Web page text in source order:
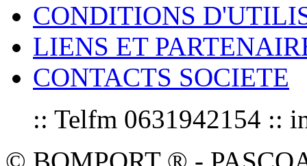
CONDITIONS
LIENS ET
CONTACTS SOCIETE
:: Telfm 0631942154 ::